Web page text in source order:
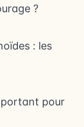
?
: les
pour